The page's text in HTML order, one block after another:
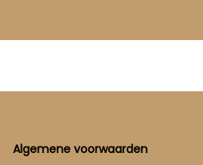
Footer
Algemene voorwaarden